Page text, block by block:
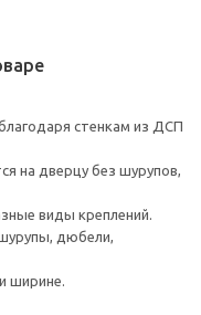
стенкам из ДСП
на дверцу без шурупов,
виды креплений.
дюбели,
ширине.